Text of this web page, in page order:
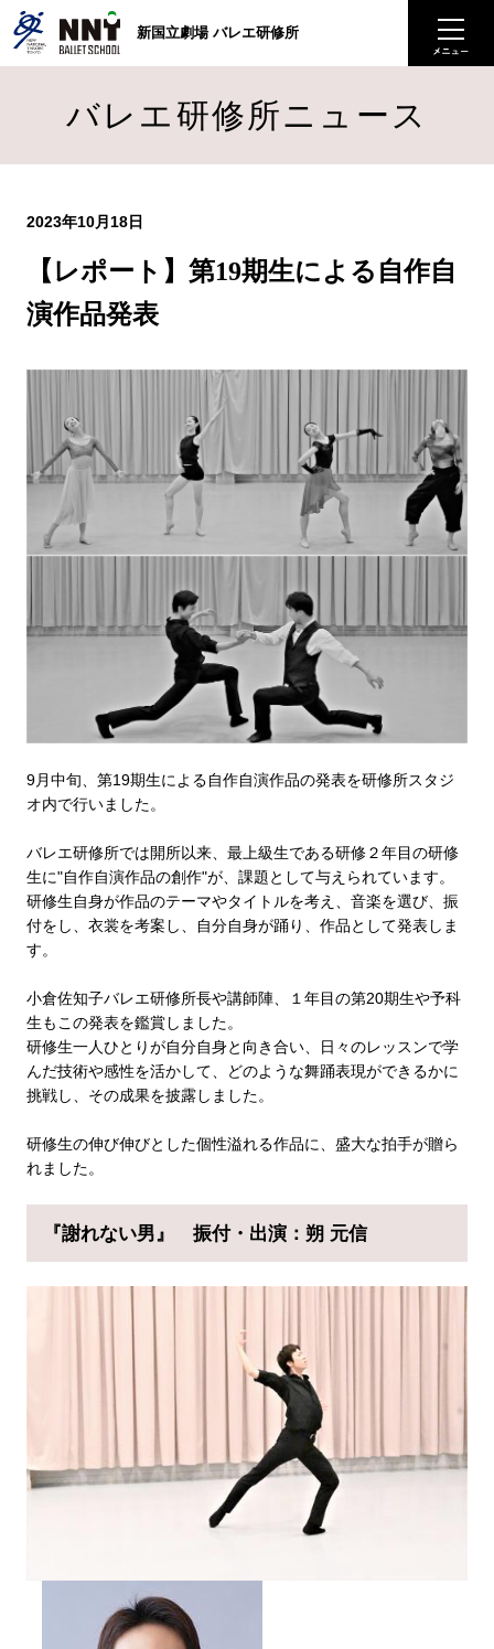
新国立劇場 バレエ研修所
バレエ研修所ニュース
2023年10月18日
【レポート】第19期生による自作自
演作品発表
9月中旬、第19期生による自作自演作品の発表を研修所スタジ
オ内で行いました。
バレエ研修所では開所以来、最上級生である研修２年目の研修
生に"自作自演作品の創作"が、課題として与えられています。
研修生自身が作品のテーマやタイトルを考え、音楽を選び、振
付をし、衣裳を考案し、自分自身が踊り、作品として発表しま
す。
小倉佐知子バレエ研修所長や講師陣、１年目の第20期生や予科
生もこの発表を鑑賞しました。
研修生一人ひとりが自分自身と向き合い、日々のレッスンで学
んだ技術や感性を活かして、どのような舞踊表現ができるかに
挑戦し、その成果を披露しました。
研修生の伸び伸びとした個性溢れる作品に、盛大な拍手が贈ら
れました。
『謝れない男』 振付・出演：朔 元信